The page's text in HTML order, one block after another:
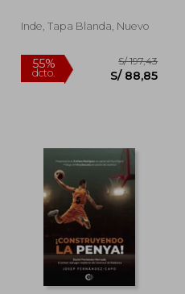
55%
dcto.
Inde, Tapa Blanda, Nuevo